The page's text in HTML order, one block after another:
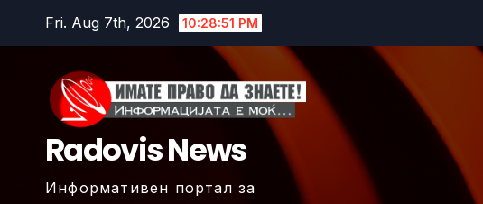
Fri. Aug 7th, 2026 10:28:52 PM
Radovis News
Информативен портал за